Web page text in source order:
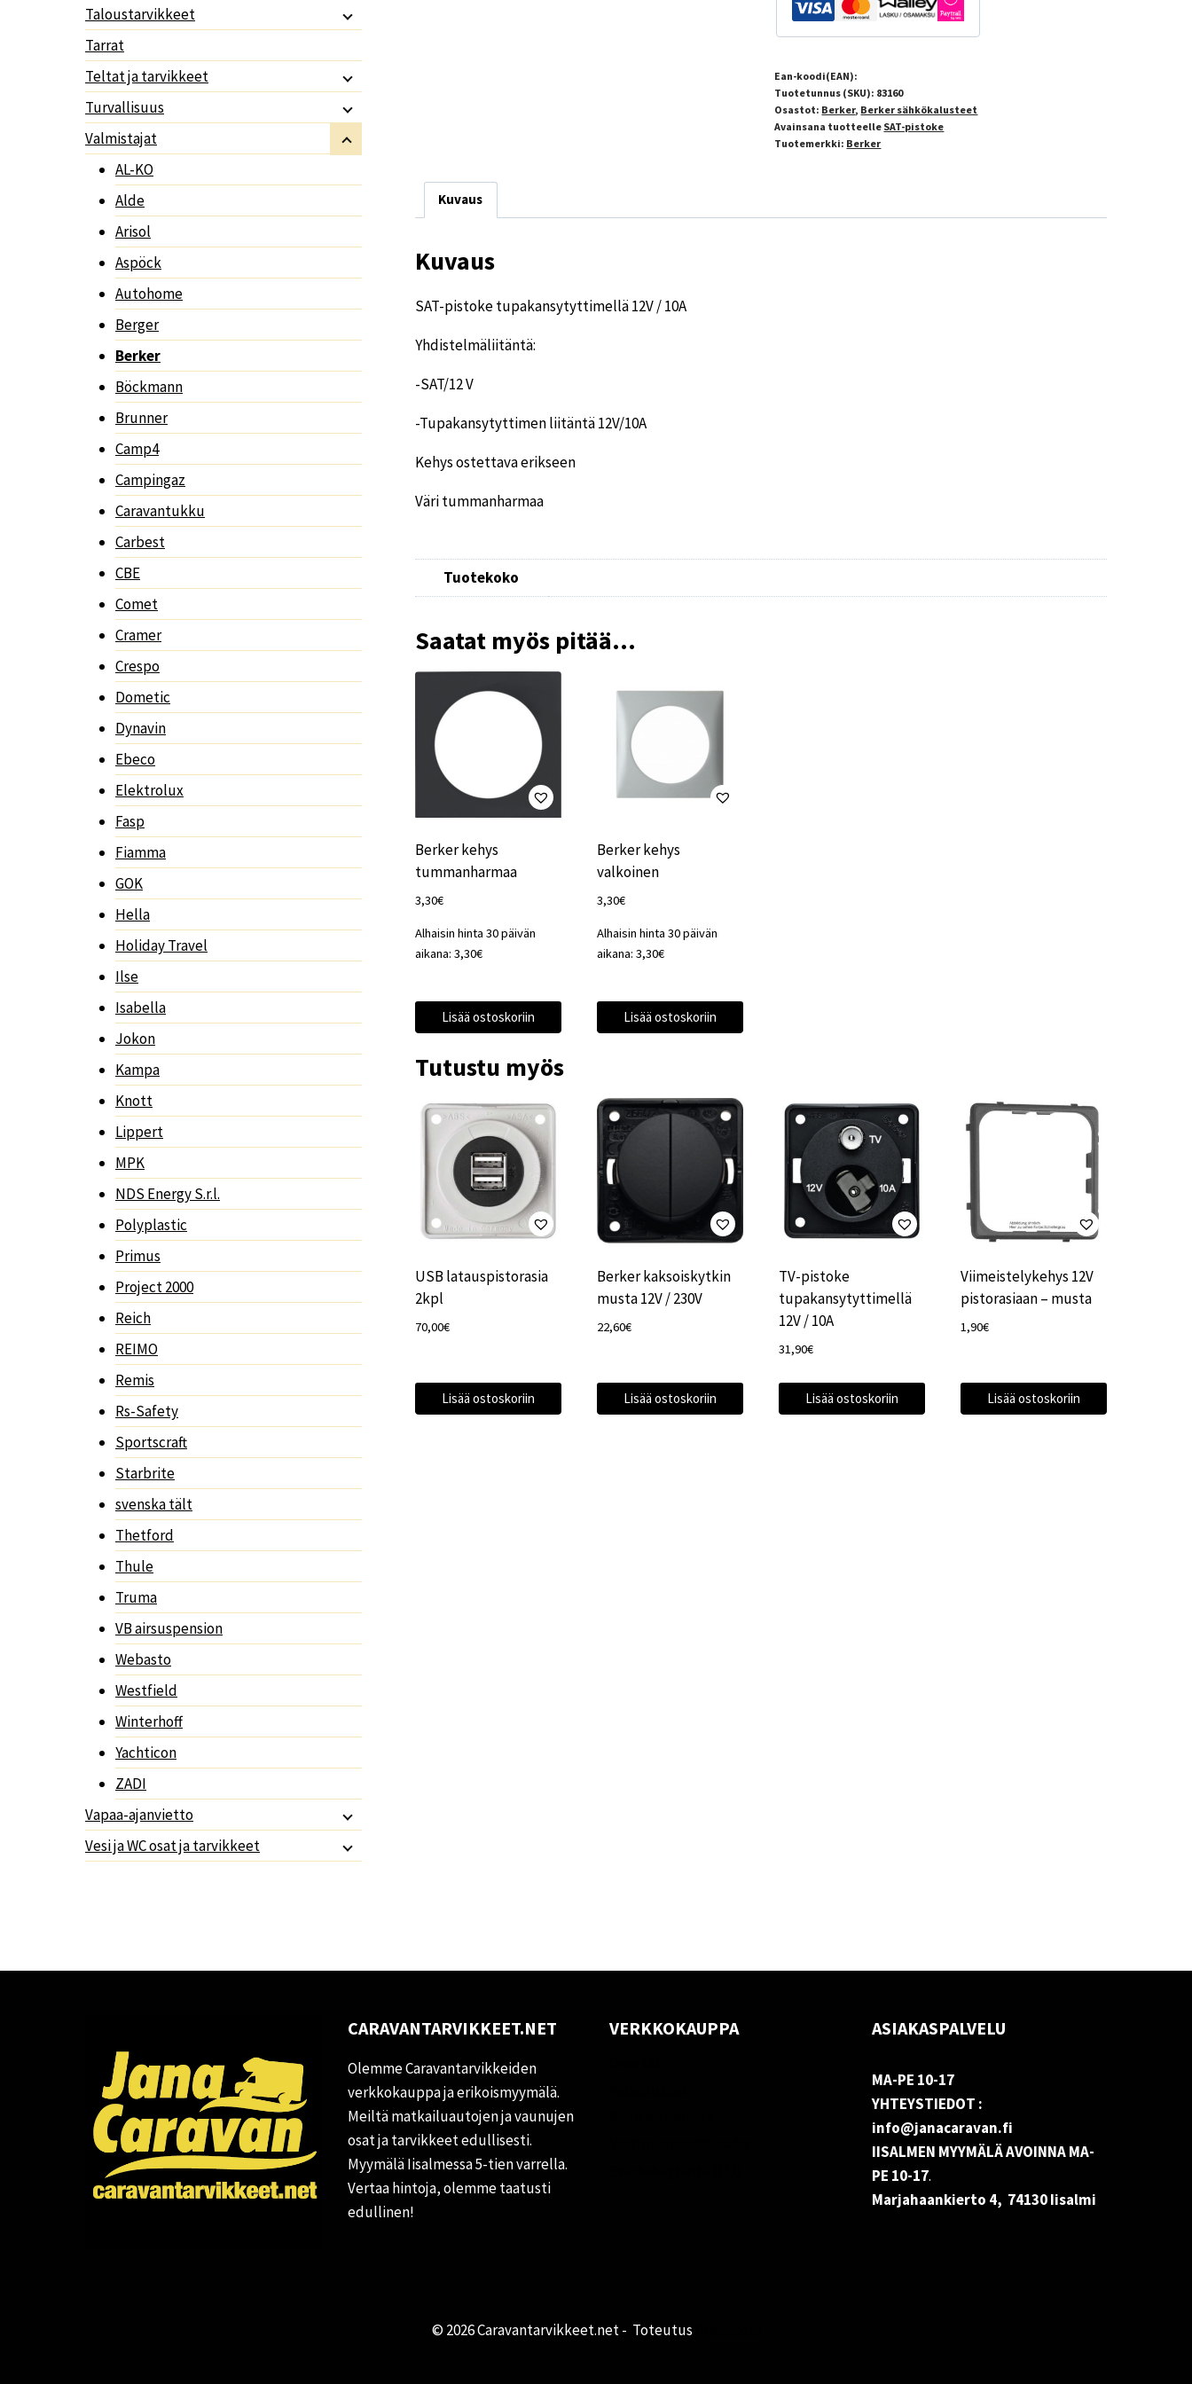
Ean-koodi(EAN):
Tuotetunnus (SKU): 83160
Osastot: Berker, Berker sähkökalusteet
Avainsana tuotteelle SAT-pistoke
Tuotemerkki: Berker
Kuvaus
Kuvaus
SAT-pistoke tupakansytyttimellä 12V / 10A
Yhdistelmäliitäntä:
-SAT/12 V
-Tupakansytyttimen liitäntä 12V/10A
Kehys ostettava erikseen
Väri tummanharmaa
Tuotekoko
Saatat myös pitää...
Berker kehys
tummanharmaa
3,30€
Alhaisin hinta 30 päivän
aikana: 3,30€
Lisää ostoskoriin
Berker kehys
valkoinen
3,30€
Alhaisin hinta 30 päivän
aikana: 3,30€
Lisää ostoskoriin
Tutustu myös
USB latauspistorasia
2kpl
70,00€
Lisää ostoskoriin
Berker kaksoiskytkin
musta 12V / 230V
22,60€
Lisää ostoskoriin
TV-pistoke
tupakansytyttimellä
12V / 10A
31,90€
Lisää ostoskoriin
Viimeistelykehys 12V
pistorasiaan – musta
1,90€
Lisää ostoskoriin
Taloustarvikkeet
Tarrat
Teltat ja tarvikkeet
Turvallisuus
Valmistajat
AL-KO
Alde
Arisol
Aspöck
Autohome
Berger
Berker
Böckmann
Brunner
Camp4
Campingaz
Caravantukku
Carbest
CBE
Comet
Cramer
Crespo
Dometic
Dynavin
Ebeco
Elektrolux
Fasp
Fiamma
GOK
Hella
Holiday Travel
Ilse
Isabella
Jokon
Kampa
Knott
Lippert
MPK
NDS Energy S.r.l.
Polyplastic
Primus
Project 2000
Reich
REIMO
Remis
Rs-Safety
Sportscraft
Starbrite
svenska tält
Thetford
Thule
Truma
VB airsuspension
Webasto
Westfield
Winterhoff
Yachticon
ZADI
Vapaa-ajanvietto
Vesi ja WC osat ja tarvikkeet
CARAVANTARVIKKEET.NET
Olemme Caravantarvikkeiden
verkkokauppa ja erikoismyymälä.
Meiltä matkailuautojen ja vaunujen
osat ja tarvikkeet edullisesti.
Myymälä Iisalmessa 5-tien varrella.
Vertaa hintoja, olemme taatusti
edullinen!
VERKKOKAUPPA ASIAKASPALVELU
MA-PE 10-17
YHTEYSTIEDOT :
info@janacaravan.fi
IISALMEN MYYMÄLÄ AVOINNA MA-
PE 10-17.
Marjahaankierto 4, 74130 Iisalmi
© 2026 Caravantarvikkeet.net - Toteutus